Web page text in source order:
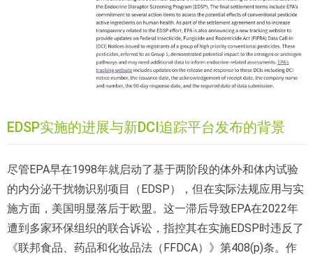
EDSP实施的进展与新DCI追踪平台发布的背景
尽管EPA早在1998年就启动了基于两阶段的体外和体内试验
的内分泌干扰物识别项目（EDSP），但在实际法规应用与实
施方面，美国明显落后于欧盟。这一滞后导致EPA在2022年
遭到多家环保组织的联合诉讼，指控其在实施EDSP时违反了
《联邦食品、药品和化妆品法（FFDCA）》第408(p)条。作